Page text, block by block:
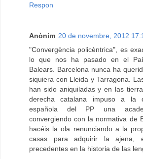
Respon
Anònim 20 de novembre, 2012
"Convergència policèntrica", es
lo que nos ha pasado en el
Balears. Barcelona nunca ha
siquiera con Lleida y Tarragona.
han sido aniquiladas y en las
derecha catalana impuso a la
española del PP una
convergiendo con la normativa de
hacéis la ola renunciando a la
casas para adquirir la ajena,
precedentes en la historia de las